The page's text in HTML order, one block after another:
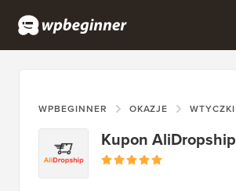
WPBEGINNER OKAZJE WTYCZKI
Kupon AliDropship